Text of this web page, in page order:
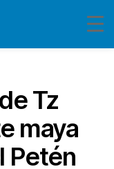
Tz
maya
Petén